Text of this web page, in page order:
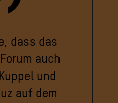
dass das
auch
und
auf dem